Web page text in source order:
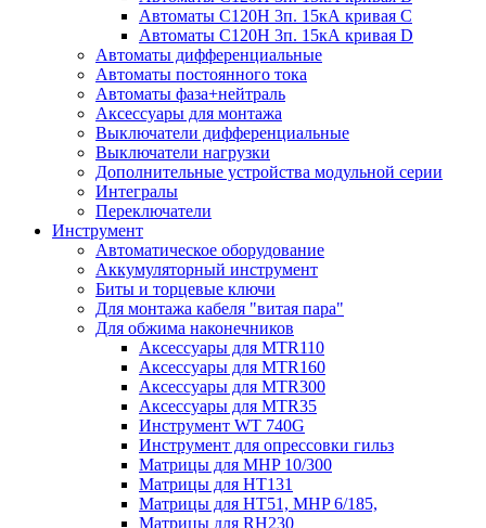
Автоматы С120Н 3п. 15кА кривая C
Автоматы С120Н 3п. 15кА кривая D
Автоматы дифференциальные
Автоматы постоянного тока
Автоматы фаза+нейтраль
Аксессуары для монтажа
Выключатели дифференциальные
Выключатели нагрузки
Дополнительные устройства модульной серии
Интегралы
Переключатели
Инструмент
Автоматическое оборудование
Аккумуляторный инструмент
Биты и торцевые ключи
Для монтажа кабеля "витая пара"
Для обжима наконечников
Аксессуары для MTR110
Аксессуары для MTR160
Аксессуары для MTR300
Аксессуары для MTR35
Инструмент WT 740G
Инструмент для опрессовки гильз
Матрицы для MHP 10/300
Матрицы для НТ131
Матрицы для НТ51, MHP 6/185,
Матрицы для RH230